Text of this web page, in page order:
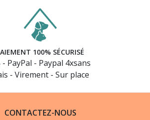
100% SÉCURISÉ
- PayPal - Paypal 4xsans
- Virement - Sur place
CONTACTEZ-NOUS